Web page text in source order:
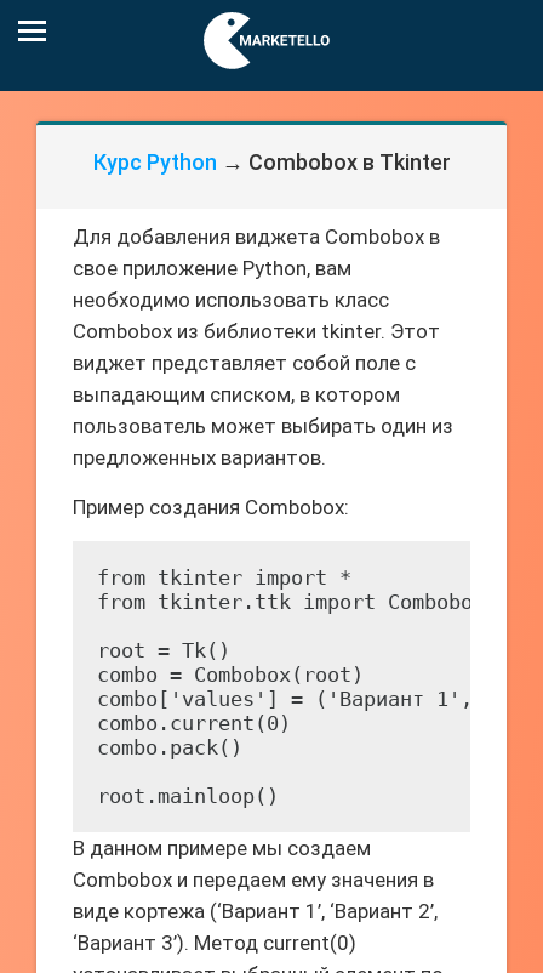
Курс Python → Combobox в Tkinter
Для добавления виджета Combobox в
свое приложение Python, вам
необходимо использовать класс
Combobox из библиотеки tkinter. Этот
виджет представляет собой поле с
выпадающим списком, в котором
пользователь может выбирать один из
предложенных вариантов.
Пример создания Combobox:
from tkinter import *
from tkinter.ttk import Combobox
root = Tk()
combo = Combobox(root)
combo['values'] = ('Вариант 1',
combo.current(0)
combo.pack()
root.mainloop()
В данном примере мы создаем
Combobox и передаем ему значения в
виде кортежа (‘Вариант 1’, ‘Вариант 2’,
‘Вариант 3’). Метод current(0)